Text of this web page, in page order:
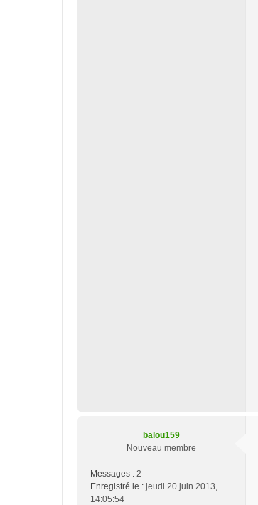
balou159
Nouveau membre
Messages : 2
Enregistré le : jeudi 20 juin 2013,
14:05:54